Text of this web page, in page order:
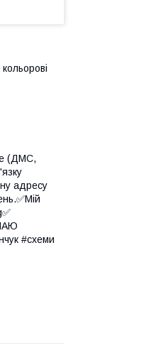
(ДМС,
адресу
#схеми